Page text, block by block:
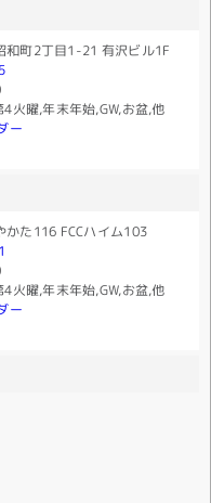
和町2丁目1-21 有沢ビル1F
火曜,年末年始,GW,お盆,他
ー
かた116 FCCハイム103
火曜,年末年始,GW,お盆,他
ー